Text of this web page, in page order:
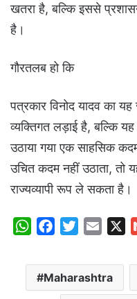
खतरा है, बल्कि इससे
है।
गौरतलब हो कि
पत्रकार विनोद यादव का
व्यक्तिगत लड़ाई है, बल्कि
उठाया गया एक साहसिक
उचित कदम नहीं उठाता, तो
राज्यव्यापी रूप ले सकता है।
W
a
c
e
i
t
a
i
Maharashtra